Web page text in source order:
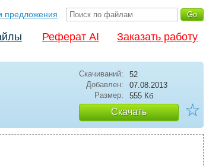
предложения
Реферат AI Заказать работу
Скачиваний:
52
Добавлен:
07.08.2013
Размер:
555 Кб
Скачать ☆